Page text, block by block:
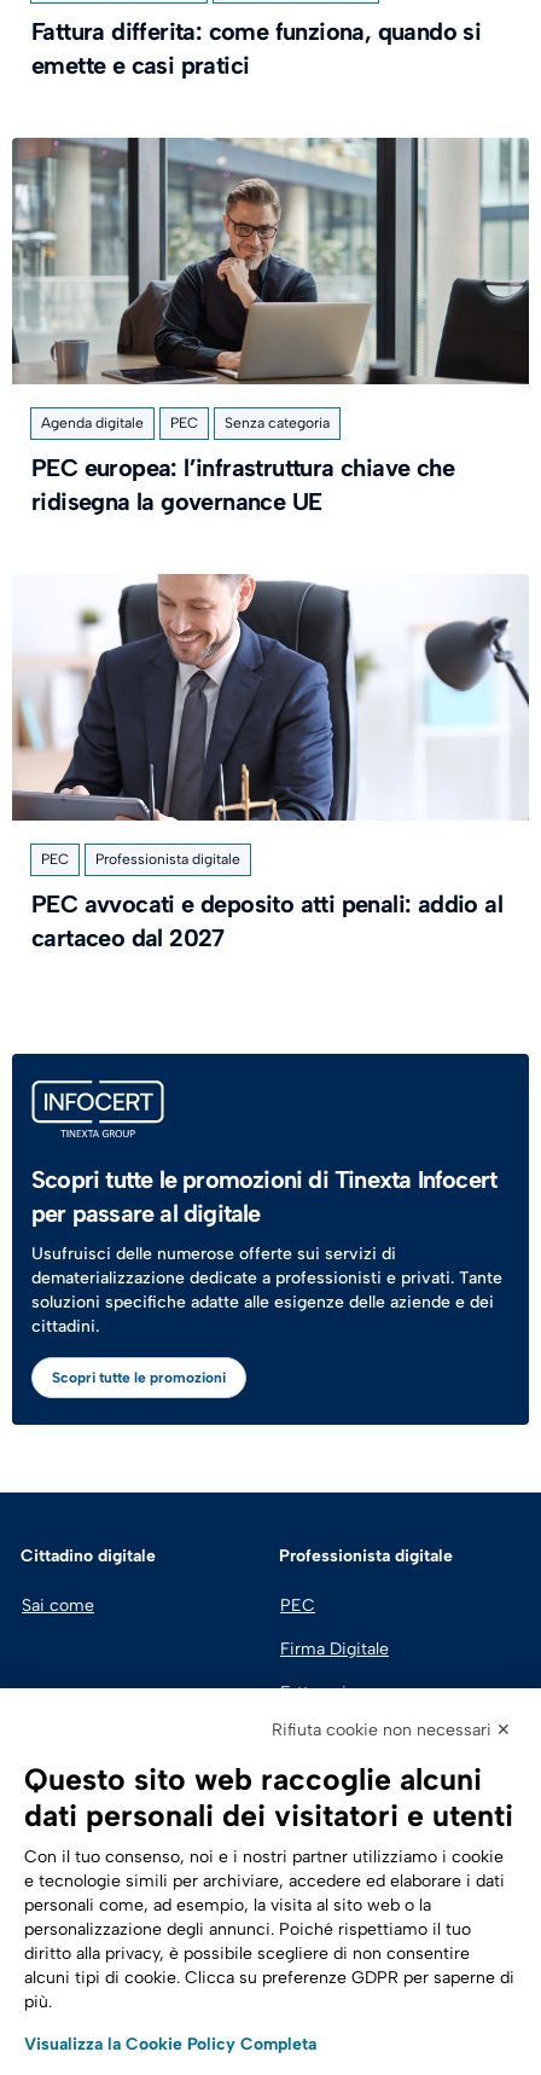
Fattura differita: come funziona, quando si
emette e casi pratici
Agenda digitale PEC Senza categoria
PEC europea: l’infrastruttura chiave che
ridisegna la governance UE
PEC Professionista digitale
PEC avvocati e deposito atti penali: addio al
cartaceo dal 2027
Scopri tutte le promozioni di Tinexta Infocert
per passare al digitale
Usufruisci delle numerose offerte sui servizi di
dematerializzazione dedicate a professionisti e privati. Tante
soluzioni specifiche adatte alle esigenze delle aziende e dei
cittadini.
Scopri tutte le promozioni
Cittadino digitale
Sai come
Professionista digitale
PEC
Firma Digitale
Fatturazione
Sicurezza Digitale
Cloud
Trasformazione digitale
Energia
Telecomunicazioni
Automotive
Seguici su:
Rifiuta cookie non necessari ✕
Questo sito web raccoglie alcuni
dati personali dei visitatori e utenti
Con il tuo consenso, noi e i nostri partner utilizziamo i cookie
e tecnologie simili per archiviare, accedere ed elaborare i dati
personali come, ad esempio, la visita al sito web o la
personalizzazione degli annunci. Poiché rispettiamo il tuo
diritto alla privacy, è possibile scegliere di non consentire
alcuni tipi di cookie. Clicca su preferenze GDPR per saperne di
più.
Visualizza la Cookie Policy Completa